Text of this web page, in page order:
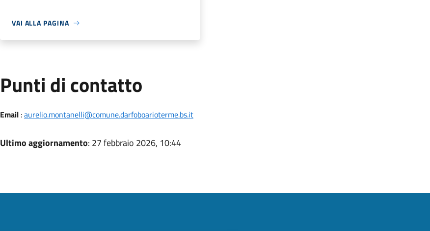
VAI ALLA PAGINA
Punti di contatto
Email:aurelio.montanelli@comune.darfoboarioterme.bs.it
Ultimo aggiornamento: 27 febbraio 2026, 10:44